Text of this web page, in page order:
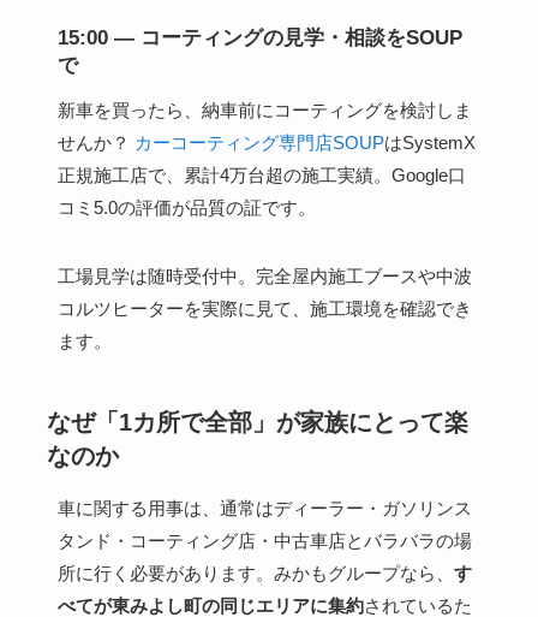
15:00 — コーティングの見学・相談をSOUP
で
新車を買ったら、納車前にコーティングを検討しま
せんか？ カーコーティング専門店SOUPはSystemX
正規施工店で、累計4万台超の施工実績。Google口
コミ5.0の評価が品質の証です。
工場見学は随時受付中。完全屋内施工ブースや中波
コルツヒーターを実際に見て、施工環境を確認でき
ます。
なぜ「1カ所で全部」が家族にとって楽
なのか
車に関する用事は、通常はディーラー・ガソリンス
タンド・コーティング店・中古車店とバラバラの場
所に行く必要があります。みかもグループなら、 す
べてが東みよし町の同じエリアに集約されているた